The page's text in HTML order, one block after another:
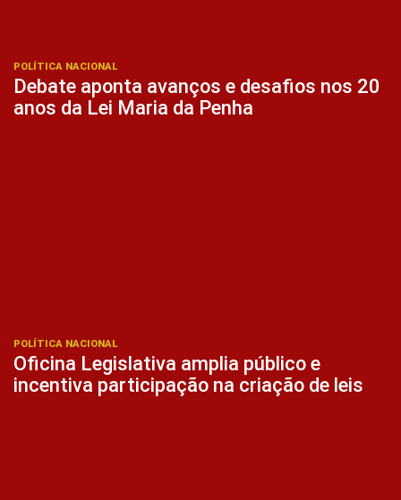
POLÍTICA NACIONAL
Debate aponta avanços e desafios nos 20
anos da Lei Maria da Penha
POLÍTICA NACIONAL
Oficina Legislativa amplia público e
incentiva participação na criação de leis